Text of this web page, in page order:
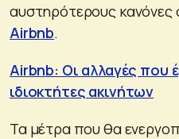
αυστηρότερους κανόνες
Airbnb.
Airbnb: Οι αλλαγές που
ιδιοκτήτες ακινήτων
Τα μέτρα που θα